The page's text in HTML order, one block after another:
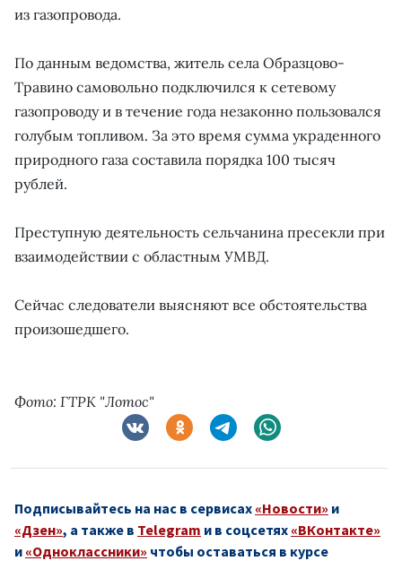
из газопровода.
По данным ведомства, житель села Образцово-
Травино самовольно подключился к сетевому
газопроводу и в течение года незаконно пользовался
голубым топливом. За это время сумма украденного
природного газа составила порядка 100 тысяч
рублей.
Преступную деятельность сельчанина пресекли при
взаимодействии с областным УМВД.
Сейчас следователи выясняют все обстоятельства
произошедшего.
Фото: ГТРК "Лотос"
Подписывайтесь на нас в сервисах «Новости» и
«Дзен», а также в Telegram и в соцсетях «ВКонтакте»
и «Одноклассники» чтобы оставаться в курсе